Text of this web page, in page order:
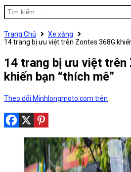
Trang Chủ
Xe xăng
14 trang bị ưu việt trên Zontes 368G
14 trang bị ưu việt trên
khiến bạn “thích mê”
Theo dõi Minhlongmoto.com trên